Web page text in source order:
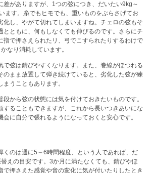
差がありますが、1つの弦につき、だいたい9kg～
ます。糸でもヒモでも、重いものをぶらさげてお
化し、やがて切れてしまいますね。チェロの弦もそ
とともに、何もしなくても伸びるのです。さらにチ
指で押さえられたリ、弓でこすられたりするわけで
なり消耗しています。
で弦は錆びやすくなります。また、巻線がほつれる
のまま放置して弾き続けていると、劣化した弦が練
うこともあります。
段から弦の状態には気を付けておきたいものです。
することもできますが、これから長いつきあいにな
会に自分で張れるようになっておくと安心です。
くのは週に5～6時間程度、という人であれば、だ
えの目安です。3か月に満たなくても、錆びやほ
で押さえた感覚や音の変化に気が付いたりしたとき